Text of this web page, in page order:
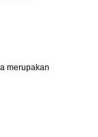
merupakan